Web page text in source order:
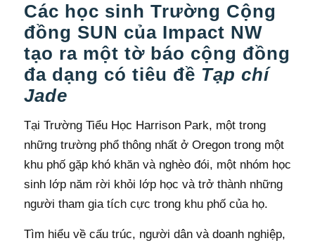
Các học sinh Trường Cộng
đồng SUN của Impact NW
tạo ra một tờ báo cộng đồng
đa dạng có tiêu đề Tạp chí
Jade
Tại Trường Tiểu Học Harrison Park, một trong
những trường phổ thông nhất ở Oregon trong một
khu phố gặp khó khăn và nghèo đói, một nhóm học
sinh lớp năm rời khỏi lớp học và trở thành những
người tham gia tích cực trong khu phố của họ.
Tìm hiểu về cấu trúc, người dân và doanh nghiệp,